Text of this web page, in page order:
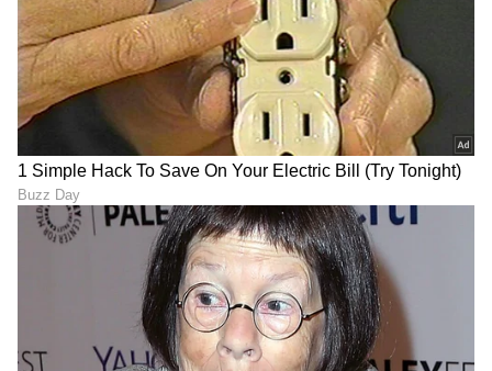
ಶೇ.50 ರಿಂದ ಶೇ.18 ಕ್ಕೆ TAX ಇಳಿಕೆ: ಮೋದಿ-
ಟ್ರಂಪ್ ಐತಿಹಾಸಿಕ ಒಪ್ಪಂದ | India US
Trade Deal | Party Rounds